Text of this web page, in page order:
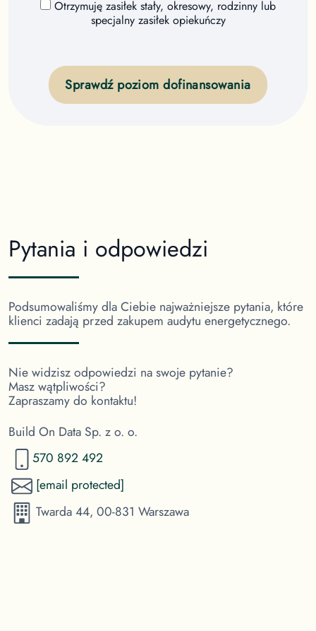
Otrzymuję zasiłek stały, okresowy, rodzinny lub
specjalny zasiłek opiekuńczy
Sprawdź poziom dofinansowania
Pytania i odpowiedzi
Podsumowaliśmy dla Ciebie najważniejsze pytania, które
klienci zadają przed zakupem audytu energetycznego.
Nie widzisz odpowiedzi na swoje pytanie?
Masz wątpliwości?
Zapraszamy do kontaktu!
Build On Data Sp. z o. o.
570 892 492
[email protected]
Twarda 44, 00-831 Warszawa